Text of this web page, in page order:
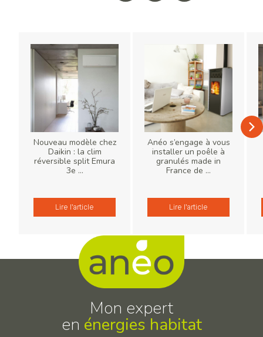
Nouveau modèle chez
Daikin : la clim
réversible split Emura
3e ...
Lire l'article
Anéo s’engage à vous
installer un poêle à
granulés made in
France de ...
Lire l'article
Mon expert
en énergies habitat